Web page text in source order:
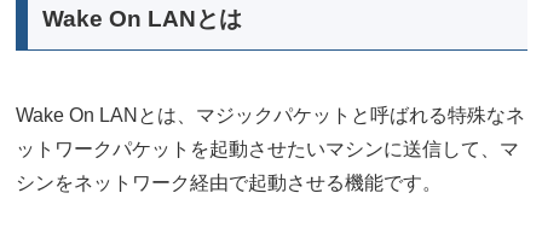
Wake On LANとは
Wake On LANとは、マジックパケットと呼ばれる特殊なネ
ットワークパケットを起動させたいマシンに送信して、マ
シンをネットワーク経由で起動させる機能です。